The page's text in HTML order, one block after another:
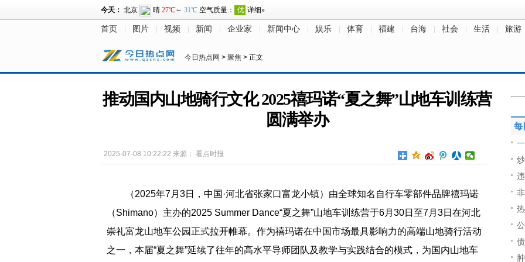
首页 图片 视频 新闻 企业家 新闻中心 娱乐 体育 福建 台海 社会 生活 旅游
今日热点网 > 聚焦 > 正文
推动国内山地骑行文化 2025禧玛诺“夏之舞”山地车训练营
圆满举办
2025-07-08 10:22:22 来源： 看点时报
（2025年7月3日，中国·河北省张家口富龙小镇）由全球知名自行车零部件品牌禧玛诺
（Shimano）主办的2025 Summer Dance“夏之舞”山地车训练营于6月30日至7月3日在河北
崇礼富龙山地车公园正式拉开帷幕。作为禧玛诺在中国市场最具影响力的高端山地骑行活动
之一，本届“夏之舞”延续了往年的高水平导师团队及教学与实践结合的模式，为国内山地车
每